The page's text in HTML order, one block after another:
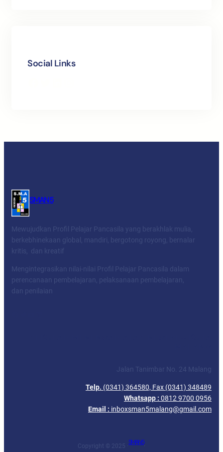
Social Links
SMAN 5
Mewujudkan Profil Pelajar Pancasila yang berakhlak mulia,
berkebhinekaan global, mandiri, bergotong royong, bernalar
kritis, dan kreatif
Mengintegrasikan nilai-nilai Profil Pelajar Pancasila dalam
perencanaan pembelajaran, pelaksanaan pembelajaran,
dan penilaian
Jalan Tanimbar No. 24 Malang
Telp. (0341) 364580, Fax (0341) 348489
Whatsapp : 0812 9700 0956
Email : inboxsman5malang@gmail.com
Copyright © 2025 ·SMAN 5·